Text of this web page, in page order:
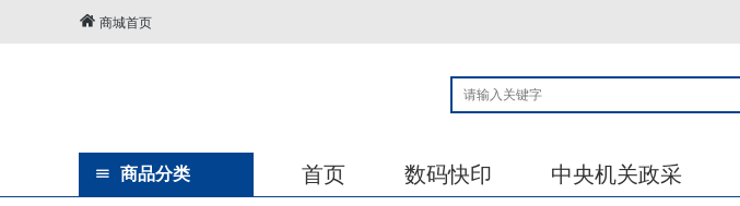
商城首页
商品分类 首页 数码快印 中央机关政采